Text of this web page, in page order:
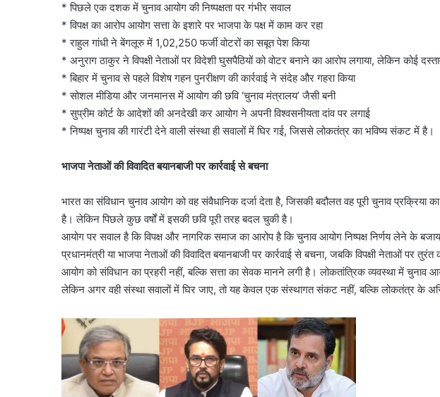
* पिछले एक दशक में चुनाव आयोग की निष्पक्षता पर गंभीर सवाल
* विपक्ष का आरोप आयोग सत्ता के इशारे पर भाजपा के पक्ष में काम कर रहा
* राहुल गांधी ने बेंगलूरु में 1,02,250 फर्जी वोटरों का सबूत पेश किया
* अनुराग ठाकुर ने विपक्षी नेताओं पर विदेशी घुसपैठियों को वोटर बनाने का आरोप लगाया, लेकिन कोई
* बिहार में चुनाव से पहले विशेष गहन पुनरीक्षण की कार्रवाई ने संदेह और गहरा किया
* सोशल मीडिया और जनमानस में आयोग की छवि ‘चुनाव मंत्रालय’ जैसी बनी
* सुप्रीम कोर्ट के आदेशों की अनदेखी कर आयोग ने अपनी विश्वसनीयता दांव पर लगाई
* निष्पक्ष चुनाव की गारंटी देने वाली संस्था ही सवालों में घिर गई, जिससे लोकतंत्र का भविष्य संकट में है।
भाजपा नेताओं की विवादित बयानबाजी पर कार्रवाई से बचना
भारत का संविधान चुनाव आयोग को वह संवैधानिक दर्जा देता है, जिसकी बदौलत वह पूरी चुनाव प्रक्रिया
है। लेकिन पिछले कुछ वर्षों में इसकी छवि पूरी तरह बदल चुकी है।
आयोग पर सवाल है कि विपक्ष और नागरिक समाज का आरोप है कि चुनाव आयोग निष्पक्ष निर्णय लेने के
प्रधानमंत्री या भाजपा नेताओं की विवादित बयानबाजी पर कार्रवाई से बचना, जबकि विपक्षी नेताओं पर
आयोग को संविधान का प्रहरी नहीं, बल्कि सत्ता का सेवक मानने लगी है। लोकतांत्रिक व्यवस्था में चुनाव
लेकिन अगर वही संस्था सवालों में घिर जाए, तो यह केवल एक संस्थागत संकट नहीं, बल्कि लोकतंत्र के